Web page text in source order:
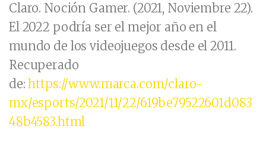
Claro. Noción Gamer. (2021, Noviembre 22).
El 2022 podría ser el mejor año en el
mundo de los videojuegos desde el 2011.
Recuperado
de: https://www.marca.com/claro-
mx/esports/2021/11/22/619be79522601d083
48b4583.html